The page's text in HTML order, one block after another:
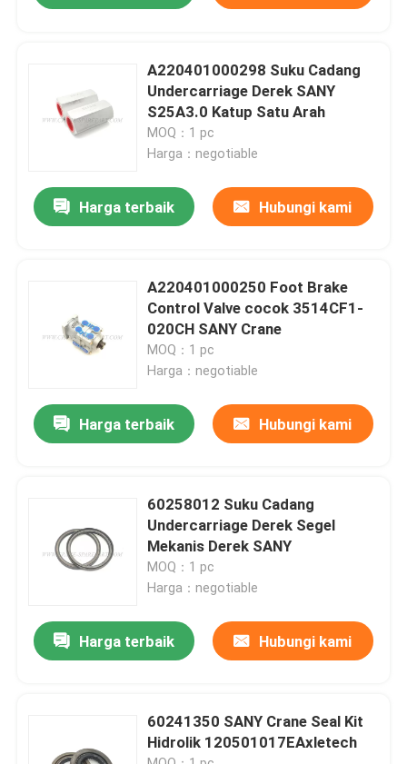
Tentang kita
Wisata pabrik
Hubungi kami
Quote request suatu
Suku Cadang Listrik Derek
A220401000298 Suku Cadang
Undercarriage Derek SANY
S25A3.0 Katup Satu Arah
MOQ：1 pc
Harga：negotiable
Harga terbaik Hubungi kami
A220401000250 Foot Brake
Control Valve cocok 3514CF1-
020CH SANY Crane
MOQ：1 pc
Harga：negotiable
Harga terbaik Hubungi kami
60258012 Suku Cadang
Undercarriage Derek Segel
Mekanis Derek SANY
MOQ：1 pc
Harga：negotiable
Harga terbaik Hubungi kami
60241350 SANY Crane Seal Kit
Hidrolik 120501017EAxletech